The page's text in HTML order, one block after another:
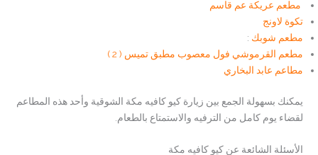
مطعم عريكة عم قاسم
تكوة لاونج
مطعم شوبك :
مطعم القرموشي فول معصوب مطبق تميس ( 2 )
مطاعم عابد البخاري
يمكنك بسهولة الجمع بين زيارة كيو كافيه مكة الشوقية وأحد هذه المطاعم
لقضاء يوم كامل من الترفيه والاستمتاع بالطعام.
الأسئلة الشائعة عن كيو كافيه مكة